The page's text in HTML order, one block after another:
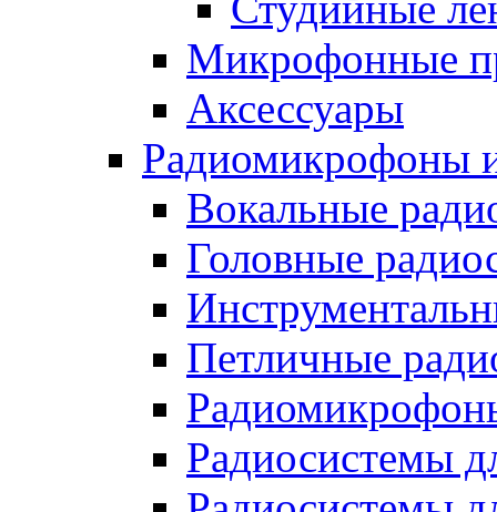
Микрофонные
Аксессуары
Радиомикрофоны
Вокальные
Головные
Петличные
Радиосистемы